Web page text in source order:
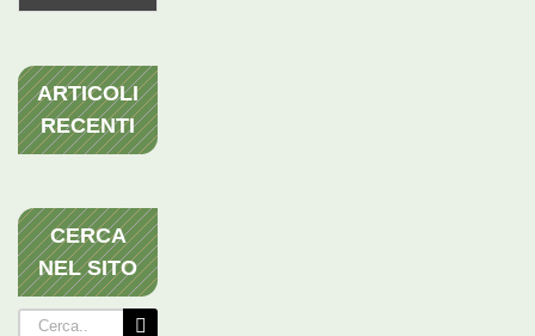
ARTICOLI
RECENTI
CERCA
NEL SITO
Cerca